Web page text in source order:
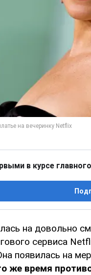
в курсе
на довольно
сервиса
появилась на
же время